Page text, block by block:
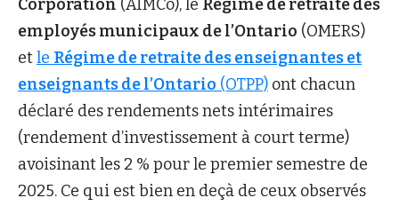
Corporation (AIMCo), le Régime de retraite des
employés municipaux de l’Ontario (OMERS)
etle Régime de retraite des enseignantes et
enseignants de l’Ontario (OTPP) ont chacun
déclaré des rendements nets intérimaires
(rendement d’investissement à court terme)
avoisinant les 2 % pour le premier semestre de
2025. Ce qui est bien en deçà de ceux observés